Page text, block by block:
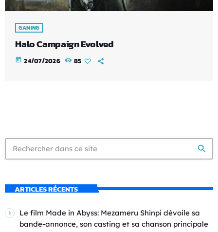
GAMING
Halo Campaign Evolved
today 24/07/2026 85
search
ARTICLES RÉCENTS
Le film Made in Abyss: Mezameru Shinpi dévoile sa
bande-annonce, son casting et sa chanson principale